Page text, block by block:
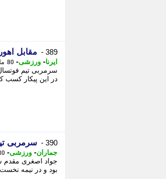
389 - مقابل
ایرنا- ورزشی- 80 ماه پیش - سه شنبه 17 دی 1398، 19:35
سرمربی تیم
در این پیکار کسب
390 - سرمربی
جماران- ورزشی- 80 ماه پیش - پنجشنبه
جواد اصغری مقدم
بود و در نیمه نخست